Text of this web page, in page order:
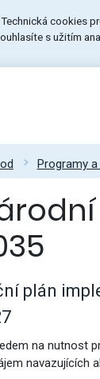
cookies
s užitím
přístupem
Programy
plán
na nutnost
navazujících